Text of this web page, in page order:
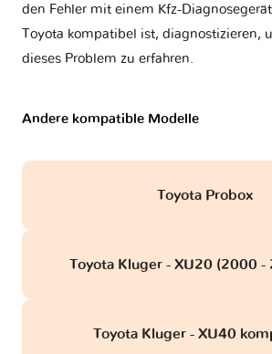
den Fehler mit einem Kfz-
Toyota kompatibel ist, diagnostizieren,
dieses Problem zu erfahren.
Andere kompatible Modelle
Toyota Probox
Toyota Kluger - XU20 (2000 -
Toyota Kluger - XU40